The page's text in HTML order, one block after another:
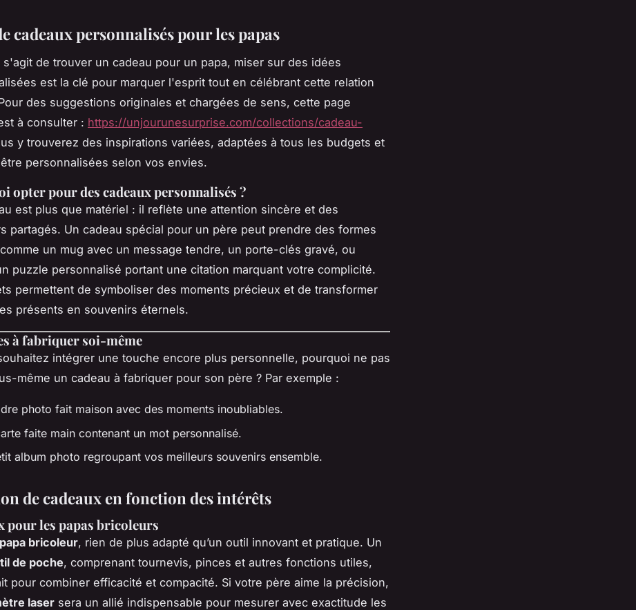
cadeaux personnalisés pour les papas
de trouver un cadeau pour un papa, miser sur des idées
est la clé pour marquer l'esprit tout en célébrant cette relation
des suggestions originales et chargées de sens, cette page
à consulter : https://unjourunesurprise.com/collections/cadeau-
y trouverez des inspirations variées, adaptées à tous les budgets et
personnalisées selon vos envies.
opter pour des cadeaux personnalisés ?
est plus que matériel : il reflète une attention sincère et des
partagés. Un cadeau spécial pour un père peut prendre des formes
un mug avec un message tendre, un porte-clés gravé, ou
puzzle personnalisé portant une citation marquant votre complicité.
permettent de symboliser des moments précieux et de transformer
présents en souvenirs éternels.
à fabriquer soi-même
intégrer une touche encore plus personnelle, pourquoi ne pas
même un cadeau à fabriquer pour son père ? Par exemple :
photo fait maison avec des moments inoubliables.
faite main contenant un mot personnalisé.
album photo regroupant vos meilleurs souvenirs ensemble.
de cadeaux en fonction des intérêts
pour les papas bricoleurs
papa bricoleur, rien de plus adapté qu’un outil innovant et pratique. Un
de poche, comprenant tournevis, pinces et autres fonctions utiles,
pour combiner efficacité et compacité. Si votre père aime la précision,
laser sera un allié indispensable pour mesurer avec exactitude les